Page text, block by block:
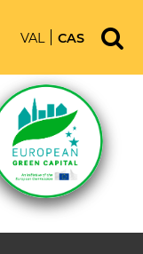
VAL CAS